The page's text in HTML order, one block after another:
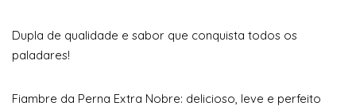
Dupla de qualidade e sabor que conquista todos os
paladares!
Fiambre da Perna Extra Nobre: delicioso, leve e perfeito